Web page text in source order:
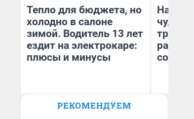
Тепло для бюджета, но
холодно в салоне
зимой. Водитель 13 лет
ездит на электрокаре:
плюсы и минусы
Денис Дедюхин
чудом
РЕКОМЕНДУЕМ